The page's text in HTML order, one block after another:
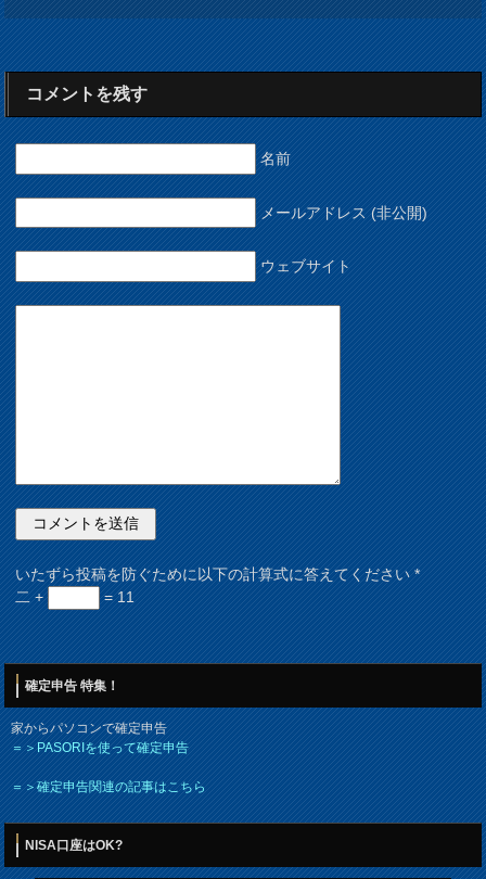
コメントを残す
名前
メールアドレス (非公開)
ウェブサイト
いたずら投稿を防ぐために以下の計算式に答えてください*
二 +
= 11
確定申告 特集！
家からパソコンで確定申告
＝＞PASORIを使って確定申告
＝＞確定申告関連の記事はこちら
NISA口座はOK?